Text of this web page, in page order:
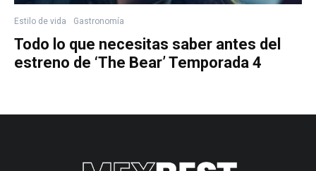
Estilo de vida Gastronomía
Todo lo que necesitas saber antes del
estreno de ‘The Bear’ Temporada 4